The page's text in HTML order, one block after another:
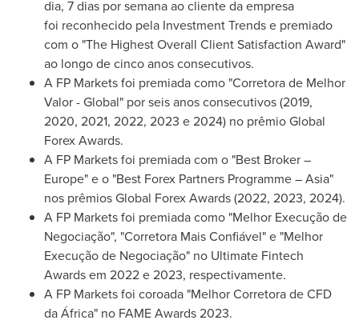
dia, 7 dias por semana ao cliente da empresa
foi reconhecido pela Investment Trends e premiado
com o "The Highest Overall Client Satisfaction Award"
ao longo de cinco anos consecutivos.
A FP Markets foi premiada como "Corretora de Melhor
Valor - Global" por seis anos consecutivos (2019,
2020, 2021, 2022, 2023 e 2024) no prêmio Global
Forex Awards.
A FP Markets foi premiada com o "Best Broker –
Europe" e o "Best Forex Partners Programme –Asia"
nos prêmios Global Forex Awards (2022, 2023, 2024).
A FP Markets foi premiada como "Melhor Execução de
Negociação", "Corretora Mais Confiável" e "Melhor
Execução de Negociação" no Ultimate Fintech
Awards em 2022 e 2023, respectivamente.
A FP Markets foi coroada "Melhor Corretora de CFD
da África" no FAME Awards 2023.